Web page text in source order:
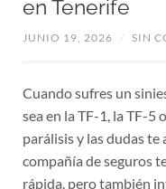
Cuando sufres un
sea en la TF-1, la TF-
parálisis y las dudas
compañía de seguros
rápida, pero también